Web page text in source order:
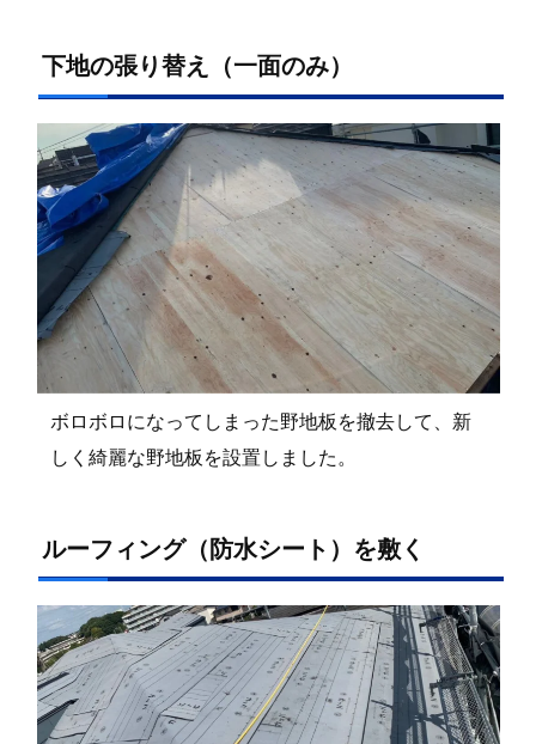
下地の張り替え（一面のみ）
ボロボロになってしまった野地板を撤去して、新
しく綺麗な野地板を設置しました。
ルーフィング（防水シート）を敷く